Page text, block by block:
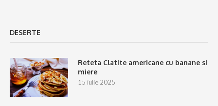
DESERTE
Reteta Clatite americane cu banane si
miere
15 iulie 2025